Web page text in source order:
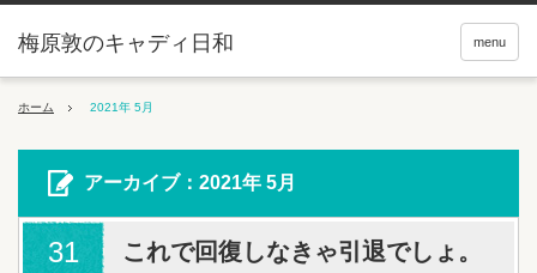
menu
梅原敦のキャディ日和
ホーム 2021年 5月
アーカイブ：2021年 5月
31 これで回復しなきゃ引退でしょ。